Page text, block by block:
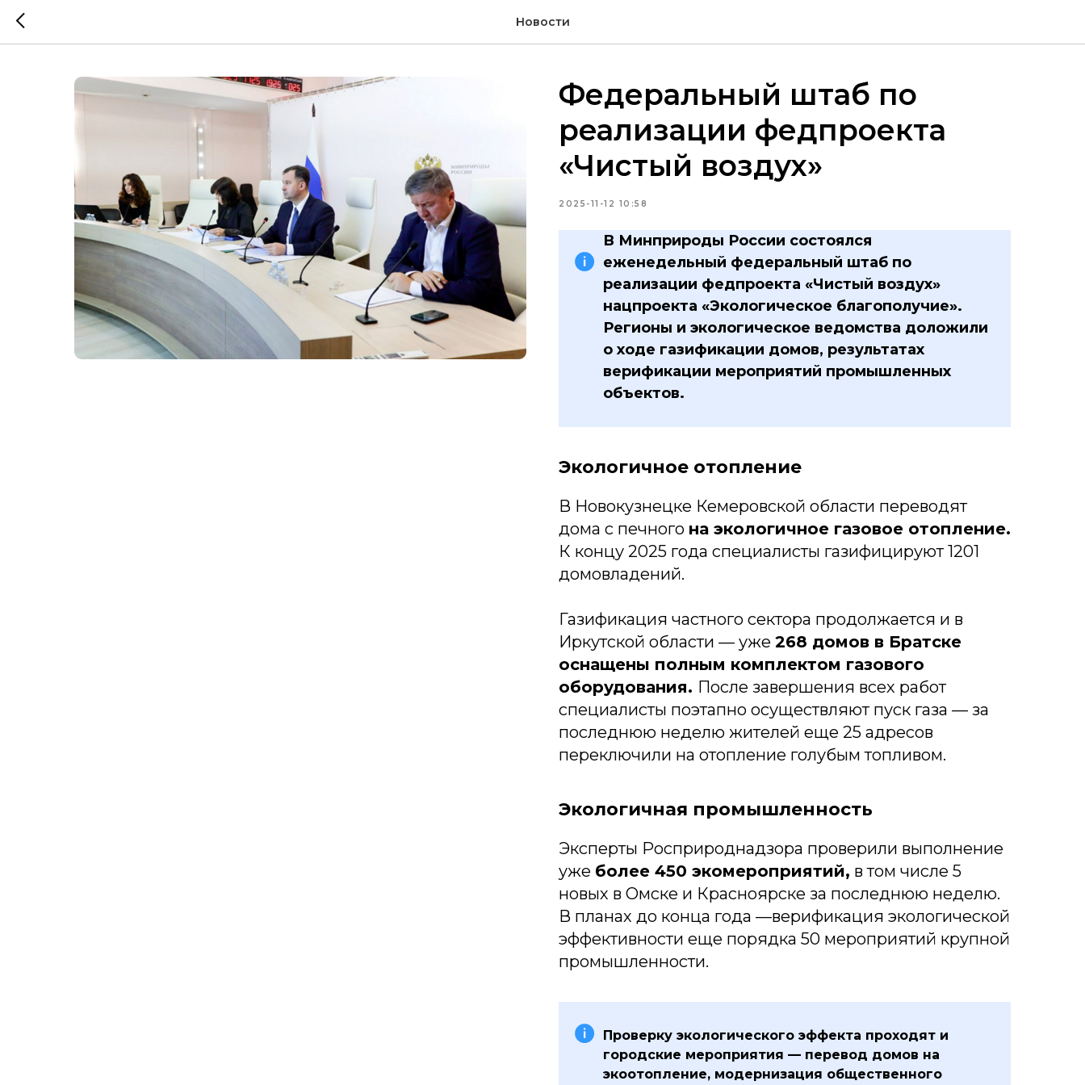
Новости
Федеральный штаб по
реализации федпроекта
«Чистый воздух»
2025-11-12 10:58
В Минприроды России состоялся
еженедельный федеральный штаб по
реализации федпроекта «Чистый воздух»
нацпроекта «Экологическое благополучие».
Регионы и экологическое ведомства доложили
о ходе газификации домов, результатах
верификации мероприятий промышленных
объектов.
Экологичное отопление
В Новокузнецке Кемеровской области переводят
дома с печного на экологичное газовое отопление.
К концу 2025 года специалисты газифицируют 1201
домовладений.
Газификация частного сектора продолжается и в
Иркутской области — уже 268 домов в Братске
оснащены полным комплектом газового
оборудования. После завершения всех работ
специалисты поэтапно осуществляют пуск газа — за
последнюю неделю жителей еще 25 адресов
переключили на отопление голубым топливом.
Экологичная промышленность
Эксперты Росприроднадзора проверили выполнение
уже более 450 экомероприятий, в том числе 5
новых в Омске и Красноярске за последнюю неделю.
В планах до конца года —верификация экологической
эффективности еще порядка 50 мероприятий крупной
промышленности.
Проверку экологического эффекта проходят и
городские мероприятия — перевод домов на
экоотопление, модернизация общественного